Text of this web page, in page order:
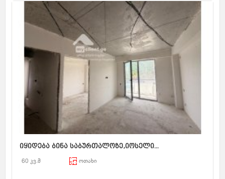
იყიდება ბინა საბურთალოზე,იოსელი...
60 კვ.მ ოთახი